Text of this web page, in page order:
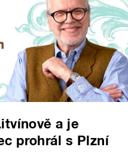
a je
prohrál s Plzní